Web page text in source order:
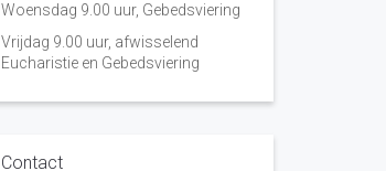
Woensdag 9.00 uur, Gebedsviering
Vrijdag 9.00 uur, afwisselend
Eucharistie en Gebedsviering
Contact